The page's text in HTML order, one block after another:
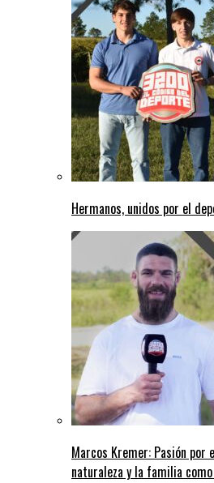
Hermanos, unidos por el
Marcos Kremer: Pasión por
naturaleza y la familia